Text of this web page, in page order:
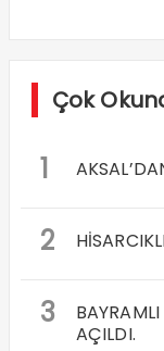
Çok
1
2
3
AÇILDI.